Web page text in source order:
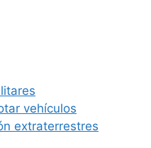
vehículos
extraterrestres